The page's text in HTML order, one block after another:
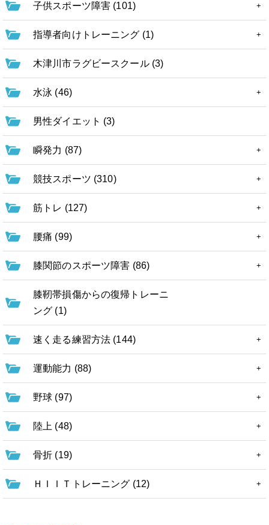
子供スポーツ障害 (101)
指導者向けトレーニング (1)
木津川市ラグビースクール (3)
水泳 (46)
男性ダイエット (3)
瞬発力 (87)
競技スポーツ (310)
筋トレ (127)
腰痛 (99)
膝関節のスポーツ障害 (86)
膝靭帯損傷からの復帰トレーニ
ング (1)
速く走る練習方法 (144)
運動能力 (88)
野球 (97)
陸上 (48)
骨折 (19)
ＨＩＩＴトレーニング (12)